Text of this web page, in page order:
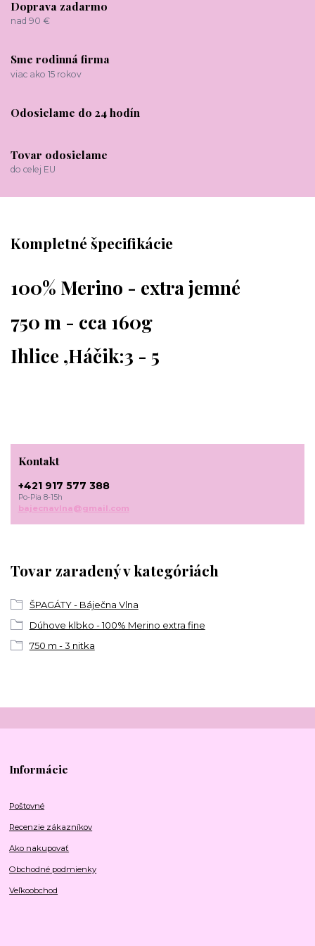
Doprava zadarmo
nad 90 €
Sme rodinná firma
viac ako 15 rokov
Odosielame do 24 hodín
Tovar odosielame
do celej EU
Kompletné špecifikácie
100% Merino - extra jemné
750 m - cca 160g
Ihlice ,Háčik:3 - 5
Tovar zaradený v kategóriách
ŠPAGÁTY - Báječna Vlna
Dúhove klbko - 100% Merino extra fine
750 m - 3 nitka
Kontakt
+421 917 577 388
Po-Pia 8-15h
bajecnavlna@gmail.com
Informácie
Poštovné
Recenzie zákazníkov
Ako nakupovať
Obchodné podmienky
Veľkoobchod